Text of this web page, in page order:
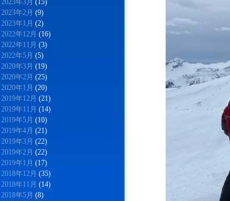
2023年3月 (15)
2023年2月 (9)
2023年1月 (2)
2022年12月 (16)
2022年11月 (3)
2022年5月 (5)
2020年3月 (19)
2020年2月 (25)
2020年1月 (20)
2019年12月 (21)
2019年11月 (14)
2019年5月 (10)
2019年4月 (21)
2019年3月 (22)
2019年2月 (22)
2019年1月 (17)
2018年12月 (35)
2018年11月 (14)
2018年5月 (8)